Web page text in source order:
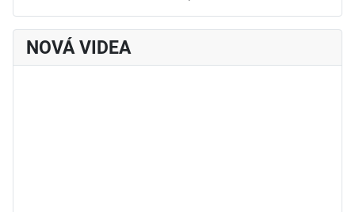
NOVÁ VIDEA